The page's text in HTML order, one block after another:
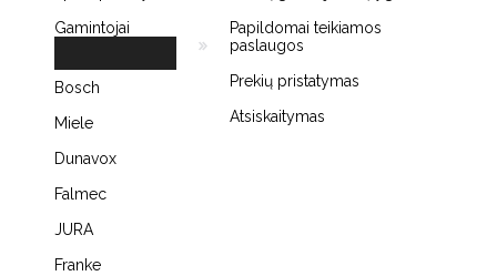
Gamintojai
Bosch
Miele
Dunavox
Falmec
JURA
Franke
Papildomai teikiamos
paslaugos
Prekių pristatymas
Atsiskaitymas